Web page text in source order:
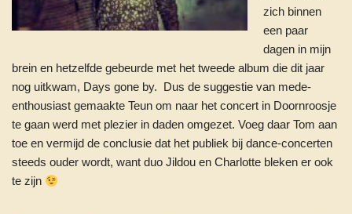
zich binnen
een paar
dagen in mijn
brein en hetzelfde gebeurde met het tweede album die dit jaar
nog uitkwam, Days gone by. Dus de suggestie van mede-
enthousiast gemaakte Teun om naar het concert in Doornroosje
te gaan werd met plezier in daden omgezet. Voeg daar Tom aan
toe en vermijd de conclusie dat het publiek bij dance-concerten
steeds ouder wordt, want duo Jildou en Charlotte bleken er ook
te zijn